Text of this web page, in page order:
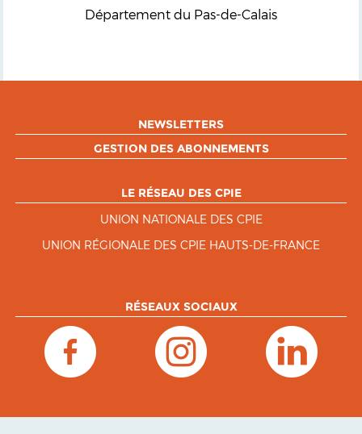
Département du Pas-de-Calais
NEWSLETTERS
GESTION DES ABONNEMENTS
LE RÉSEAU DES CPIE
UNION NATIONALE DES CPIE
UNION RÉGIONALE DES CPIE HAUTS-DE-FRANCE
RÉSEAUX SOCIAUX